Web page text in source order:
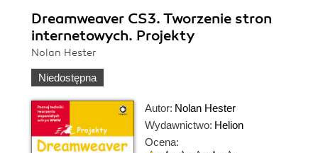
Dreamweaver CS3. Tworzenie stron
internetowych. Projekty
Nolan Hester
Niedostępna
Autor: Nolan Hester
Wydawnictwo: Helion
Ocena: